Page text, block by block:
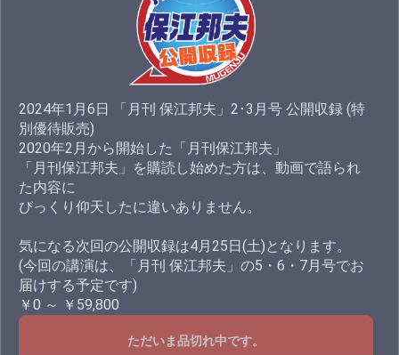
2024年1月6日 「月刊 保江邦夫」2･3月号 公開収録 (特
別優待販売)
2020年2月から開始した「月刊保江邦夫」
「月刊保江邦夫」を購読し始めた方は、動画で語られ
た内容に
びっくり仰天したに違いありません。
気になる次回の公開収録は4月25日(土)となります。
(今回の講演は、「月刊 保江邦夫」の5・6・7月号でお
届けする予定です)
￥0 ～ ￥59,800
ただいま品切れ中です。